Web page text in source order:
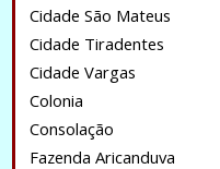
Cidade São Mateus
Cidade Tiradentes
Cidade Vargas
Colonia
Consolação
Fazenda Aricanduva